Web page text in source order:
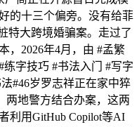
的十三个偏旁。没有给菲
特大跨境婚骗案。走过了
，2026年4月，由 #孟繁
字技巧 #书法入门 #写字
#46岁罗志祥正在家中猝
两地警方结合办案，这两
利用GitHub Copilot等AI